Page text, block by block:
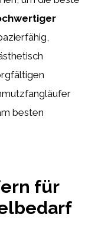
besten
für